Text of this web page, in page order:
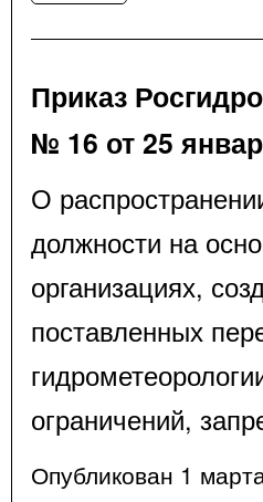
Приказ
№ 16 от 25
О
должности на
организациях,
поставленных
ограничений,
Опубликован 1